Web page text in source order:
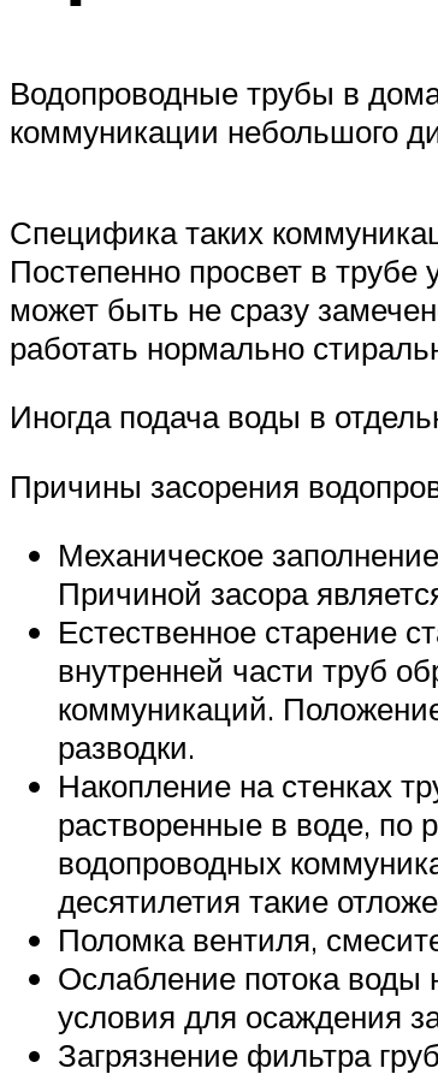
Водопроводные трубы в
коммуникации небольшого
Специфика таких
Постепенно просвет в
может быть не сразу
работать нормально
Иногда подача воды в
Причины засорения
Механическое
Причиной засора
Естественное старение
внутренней части труб
коммуникаций.
разводки.
Накопление на стенках
растворенные в воде, по
водопроводных
десятилетия такие
Поломка вентиля,
Ослабление потока воды
условия для осаждения
Загрязнение фильтра